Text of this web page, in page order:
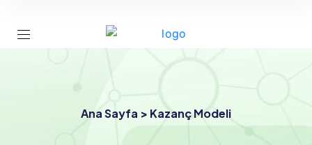
Ana Sayfa > Kazanç Modeli